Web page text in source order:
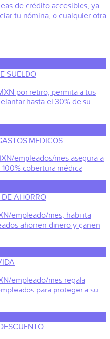
de crédito accesibles, ya
tu nómina, o cualquier otra
SUELDO
por retiro, permita a tus
hasta el 30% de su
MEDICOS
empleados/mes asegura a
cobertura médica
AHORRO
empleado/mes, habilita
ahorren dinero y ganen
empleado/mes regala
para proteger a su